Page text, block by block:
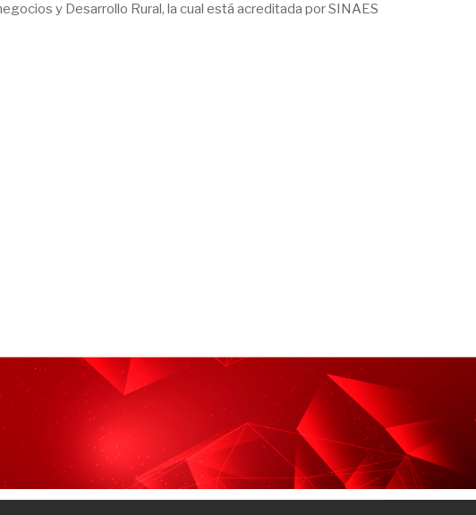
y Desarrollo Rural, la cual está acreditada por SINAES